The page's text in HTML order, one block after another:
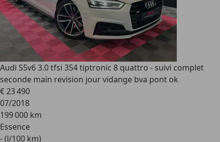
Audi S5v6 3.0 tfsi 354 tiptronic 8 quattro - suivi complet
seconde main revision jour vidange bva pont ok
€ 23 490
07/2018
199 000 km
Essence
- (l/100 km)